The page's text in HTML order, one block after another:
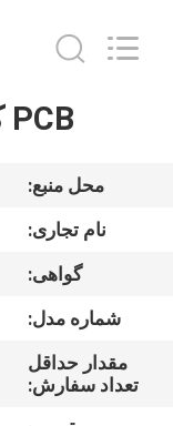
محصولات
Co.,Ltd..
PCB کارت SD BT FR4
محل منبع:
نام تجاری:
گواهی:
شماره مدل:
مقدار حداقل
تعداد سفارش: